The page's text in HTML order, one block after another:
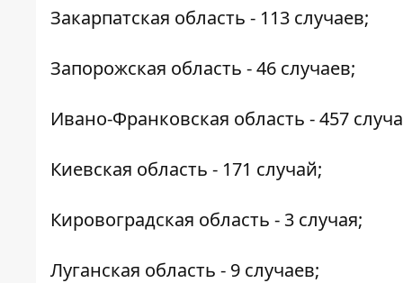
Закарпатская область - 113 случаев;
Запорожская область - 46 случаев;
Ивано-Франковская область - 457
Киевская область - 171 случай;
Кировоградская область - 3 случая;
Луганская область - 9 случаев;